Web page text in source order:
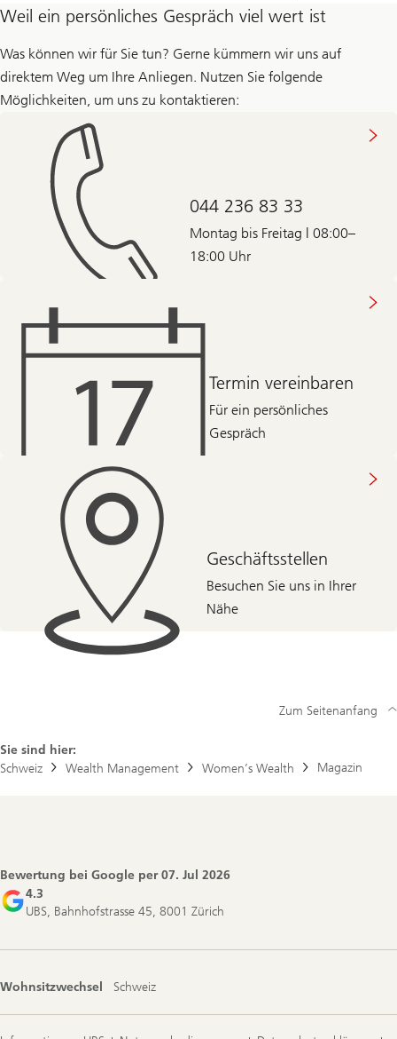
Weil ein persönliches Gespräch viel wert ist
Was können wir für Sie tun? Gerne kümmern wir uns auf
direktem Weg um Ihre Anliegen. Nutzen Sie folgende
Möglichkeiten, um uns zu kontaktieren:
044 236 83 33
Montag bis Freitag | 08:00–
18:00 Uhr
Termin vereinbaren
Für ein persönliches
Gespräch
Geschäftsstellen
Besuchen Sie uns in Ihrer
Nähe
Sie sind hier:
Schweiz
Wealth Management Women’s Wealth Magazin
Zum Seitenanfang
Bewertung bei Google per07. Jul 2026
4.3
UBS, Bahnhofstrasse 45, 8001 Zürich
Wohnsitzwechsel Schweiz